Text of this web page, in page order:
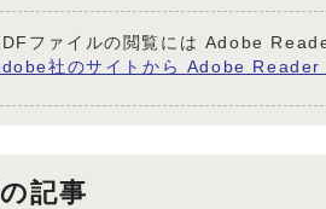
ファイルの閲覧には Adobe
社のサイトから Adobe Reader
記事